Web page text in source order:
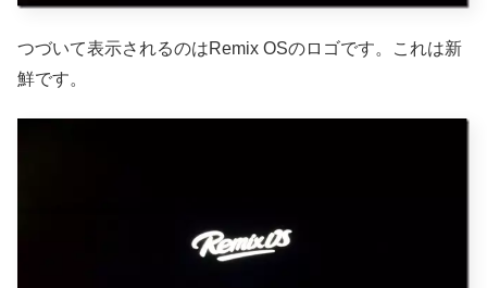
つづいて表示されるのはRemix OSのロゴです。これは新
鮮です。